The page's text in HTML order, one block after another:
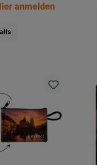
anmelden